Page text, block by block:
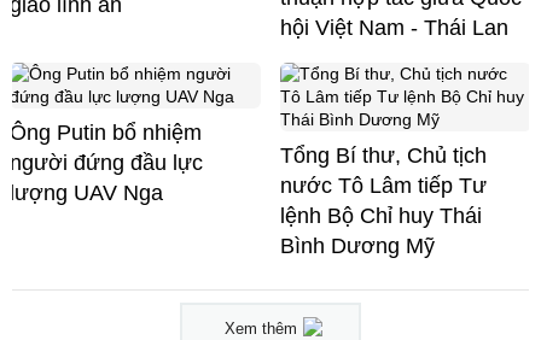
hội Việt Nam - Thái Lan
Ông Putin bổ nhiệm
người đứng đầu lực
lượng UAV Nga
Tổng Bí thư, Chủ tịch
nước Tô Lâm tiếp Tư
lệnh Bộ Chỉ huy Thái
Bình Dương Mỹ
Xem thêm